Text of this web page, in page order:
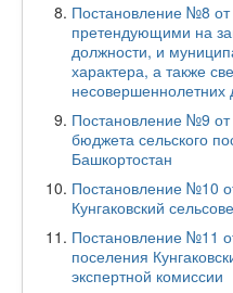
Постановление №8
претендующими на
должности, и
характера, а также
несовершеннолетних
Постановление №9 от
бюджета сельского
Башкортостан
Постановление №10
Кунгаковский
Постановление №11
поселения
экспертной комиссии